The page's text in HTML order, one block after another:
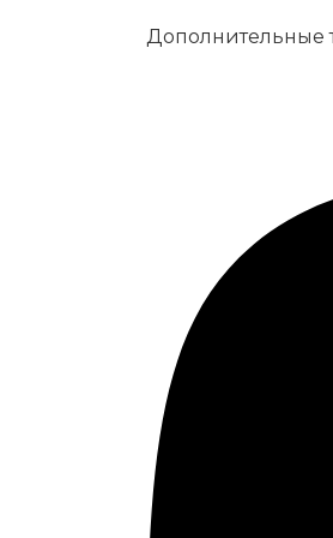
Дополнительные